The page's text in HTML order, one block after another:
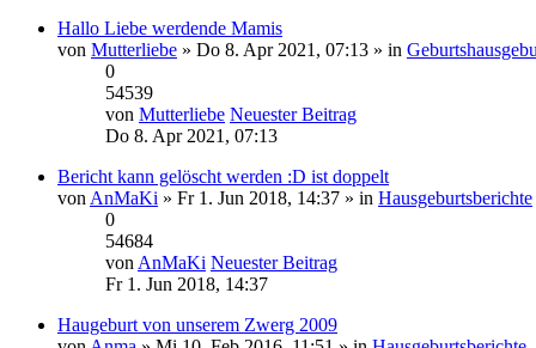
Hallo Liebe werdende Mamis
von Mutterliebe » Do 8. Apr 2021, 07:13 » in
0
54539
von Mutterliebe Neuester Beitrag
Do 8. Apr 2021, 07:13
Bericht kann gelöscht werden :D ist doppelt
von AnMaKi » Fr 1. Jun 2018, 14:37 » in Hausgeburtsberichte
0
54684
von AnMaKi Neuester Beitrag
Fr 1. Jun 2018, 14:37
Haugeburt von unserem Zwerg 2009